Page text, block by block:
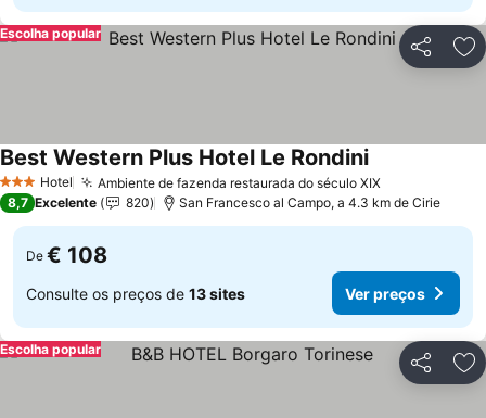
Partilhar
Escolha popular
3 EstrelasHotel Ambiente de fazenda restaurada do século XIXVer preços
Best Western Plus Hotel Le RondiniVer preços
8,7 Excelente 820 San Francesco al Campo, a 4.3 km de Cirie
De € 108
Consulte os preços de 13 sites Ver preços
Partilhar
Escolha popular